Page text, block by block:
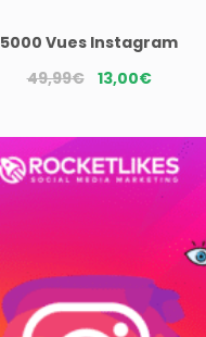
5000 Vues Instagram
49,99€ Le
initial
était :
13,00€Le
actuel
est :
13,00€.